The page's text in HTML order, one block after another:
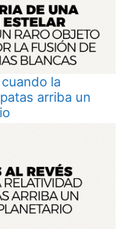
la
arriba un